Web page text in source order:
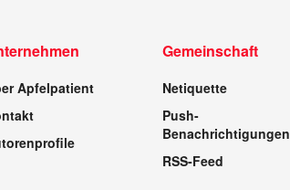
Apfelpatient
Gemeinschaft
Netiquette
Push-
Benachrichtigungen
RSS-Feed